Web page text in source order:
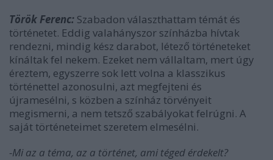
Török Ferenc: Szabadon választhattam témát és
történetet. Eddig valahányszor színházba hívtak
rendezni, mindig kész darabot, létező történeteket
kínáltak fel nekem. Ezeket nem vállaltam, mert úgy
éreztem, egyszerre sok lett volna a klasszikus
történettel azonosulni, azt megfejteni és
újramesélni, s közben a színház törvényeit
megismerni, a nem tetsző szabályokat felrúgni. A
saját történeteimet szeretem elmesélni.
-Mi az a téma, az a történet, ami téged érdekelt?